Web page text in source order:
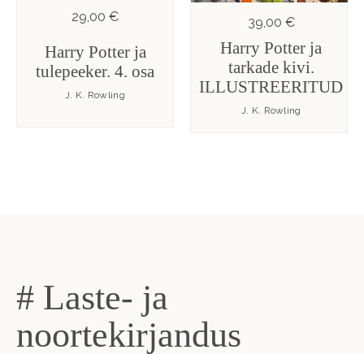
29,00 €
Harry Potter ja
tulepeeker. 4. osa
J. K. Rowling
39,00 €
Harry Potter ja
tarkade kivi.
ILLUSTREERITUD
J. K. Rowling
# Laste- ja
noortekirjandus